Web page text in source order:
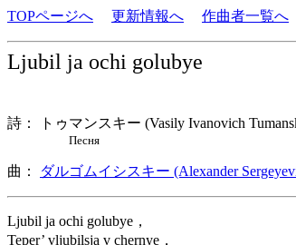
TOPページへ 更新情報へ 作曲者一覧へ
Ljubil ja ochi golubye
詩： トゥマンスキー (Vasily Ivanovich
Песня
曲： ダルゴムイシスキー (Alexander
Ljubil ja ochi golubye，
Teper’ vljubilsja v chernye，